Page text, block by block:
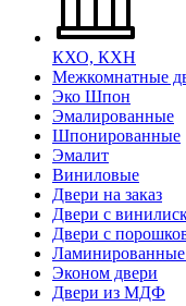
КХО, КХН
Межкомнатные
Эко Шпон
Эмалированные
Шпонированные
Эмалит
Виниловые
Двери на заказ
Двери с
Двери с
Ламинированные
Эконом двери
Двери из МДФ